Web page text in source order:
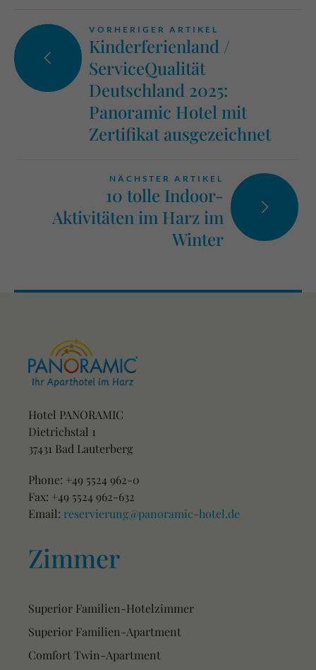
VORHERIGER ARTIKEL
Kinderferienland /
ServiceQualität
Deutschland 2025:
Panoramic Hotel mit
Zertifikat ausgezeichnet
NÄCHSTER ARTIKEL
10 tolle Indoor-
Aktivitäten im Harz im
Winter
Hotel PANORAMIC
Dietrichstal 1
37431 Bad Lauterberg
Phone: +49 5524 962-0
Fax: +49 5524 962-632
Email: reservierung@panoramic-hotel.de
Zimmer
Superior Familien-Hotelzimmer
Superior Familien-Apartment
Comfort Twin-Apartment